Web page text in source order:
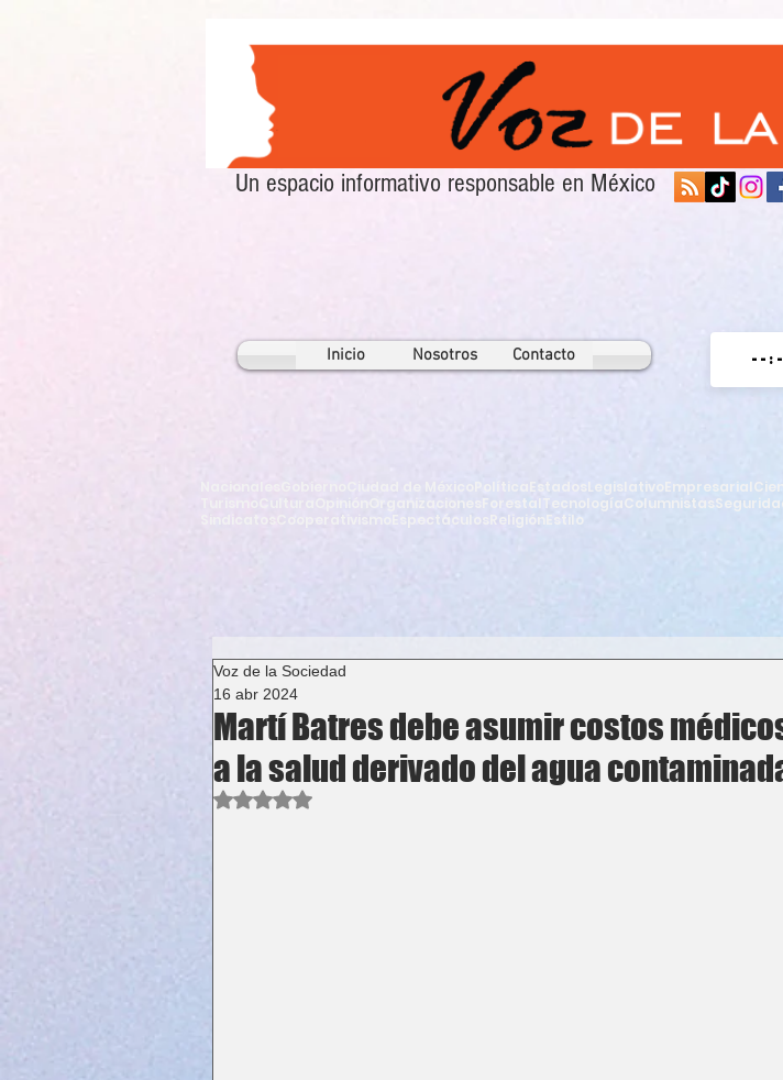
Un espacio informativo responsable en México
Inicio Nosotros Contacto
Estados Legislativo Empresarial
Organizaciones Forestal TecnologíaColumnistas
Sindicatos
Cooperativismo Espectáculos Religión Estilo
Martí Batres debe asumir costos
a la salud derivado del agua
Voz de la Sociedad
16 abr 2024
Obtuvo NaN de 5 estrellas.